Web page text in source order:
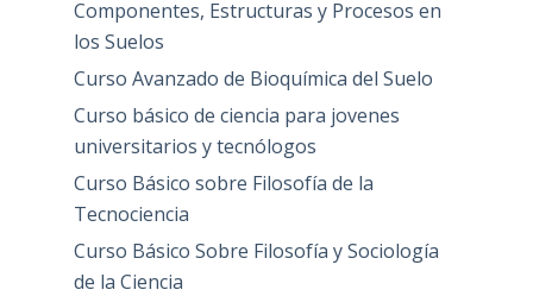
Componentes, Estructuras y Procesos en
los Suelos
Curso Avanzado de Bioquímica del Suelo
Curso básico de ciencia para jovenes
universitarios y tecnólogos
Curso Básico sobre Filosofía de la
Tecnociencia
Curso Básico Sobre Filosofía y Sociología
de la Ciencia